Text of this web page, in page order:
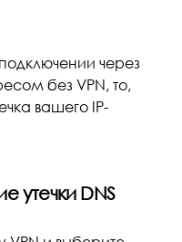
через
без VPN, то,
вашего IP-
утечки DNS